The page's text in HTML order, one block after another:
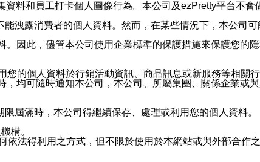
料和員工打卡個人圖像行為。本公司及ezPretty平台不會
洩露消費者的個人資料。然而，在某些情況下，本公司
因此，儘管本公司使用企業標準的保護措施來保護您的
的個人資料於行銷活動資訊、商品訊息或新服務等相關
均可隨時通知本公司，本公司、所屬集團、關係企業或
屆滿時，本公司得繼續保存、處理或利用您的個人資料。
構。
法得利用之方式，但不限於使用於本網站或與外部合作